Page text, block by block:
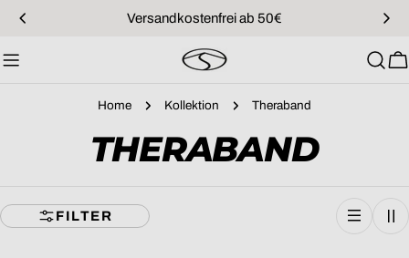
Zum
springen
Versandkostenfrei ab 50€
Home Kollektion Theraband
S
M
THERABAND
FILTER